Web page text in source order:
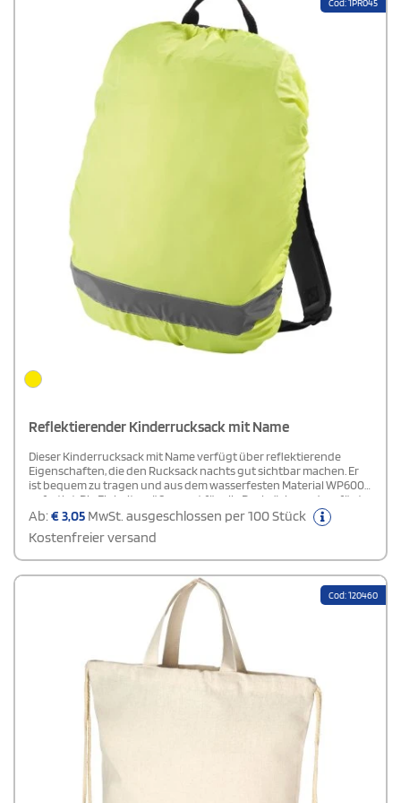
Cod: 1PR045
Reflektierender Kinderrucksack mit Name
Dieser Kinderrucksack mit Name verfügt über reflektierende
Eigenschaften, die den Rucksack nachts gut sichtbar machen. Er
ist bequem zu tragen und aus dem wasserfesten Material WP600
gefertigt. Die Einheitsgröße passt für alle Rucksäcke und verfügt
über 5 cm breite Reflexstreifen. Dieser Überzug ist ein
reflektierendes Accessoire, das die Sichtbarkeit in der Nacht
verbessert. Eine Konformitätserklärung ist auf Anfrage erhältlich.
Ab:€3,05 MwSt. ausgeschlossen per 100 Stück
Kostenfreier versand
Cod: 120460